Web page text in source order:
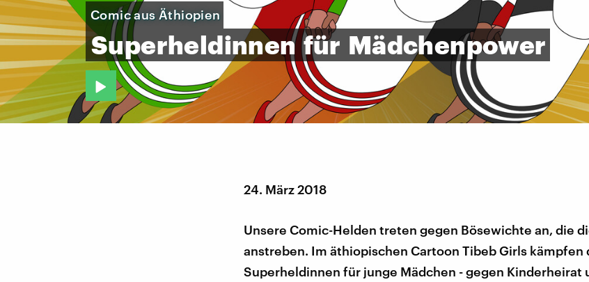
Comic aus Äthiopien
Superheldinnen für Mädchenpower
24. März 2018
Unsere Comic-Helden treten gegen Bösewichte an, die
anstreben. Im äthiopischen Cartoon Tibeb Girls kämpfen
Superheldinnen für junge Mädchen - gegen Kinderheirat